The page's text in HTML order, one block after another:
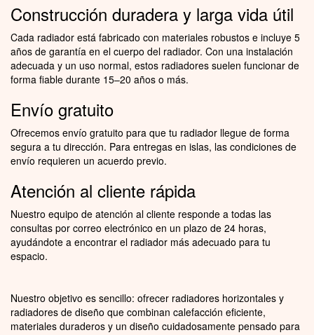
Construcción duradera y larga vida útil
Cada radiador está fabricado con materiales robustos e incluye 5
años de garantía en el cuerpo del radiador. Con una instalación
adecuada y un uso normal, estos radiadores suelen funcionar de
forma fiable durante 15–20 años o más.
Envío gratuito
Ofrecemos envío gratuito para que tu radiador llegue de forma
segura a tu dirección. Para entregas en islas, las condiciones de
envío requieren un acuerdo previo.
Atención al cliente rápida
Nuestro equipo de atención al cliente responde a todas las
consultas por correo electrónico en un plazo de 24 horas,
ayudándote a encontrar el radiador más adecuado para tu
espacio.
Nuestro objetivo es sencillo: ofrecer radiadores horizontales y
radiadores de diseño que combinan calefacción eficiente,
materiales duraderos y un diseño cuidadosamente pensado para